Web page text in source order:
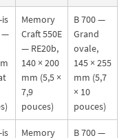
—
Memory
Craft 550E
— RE20b,
140 × 200
mm (5,5 ×
7,9
pouces)
B 700 —
Grand
ovale,
145 × 255
mm (5,7
× 10
pouces)
Memory
B 700 —